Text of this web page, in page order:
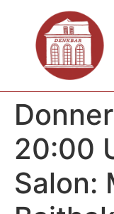
20:00
Salon: